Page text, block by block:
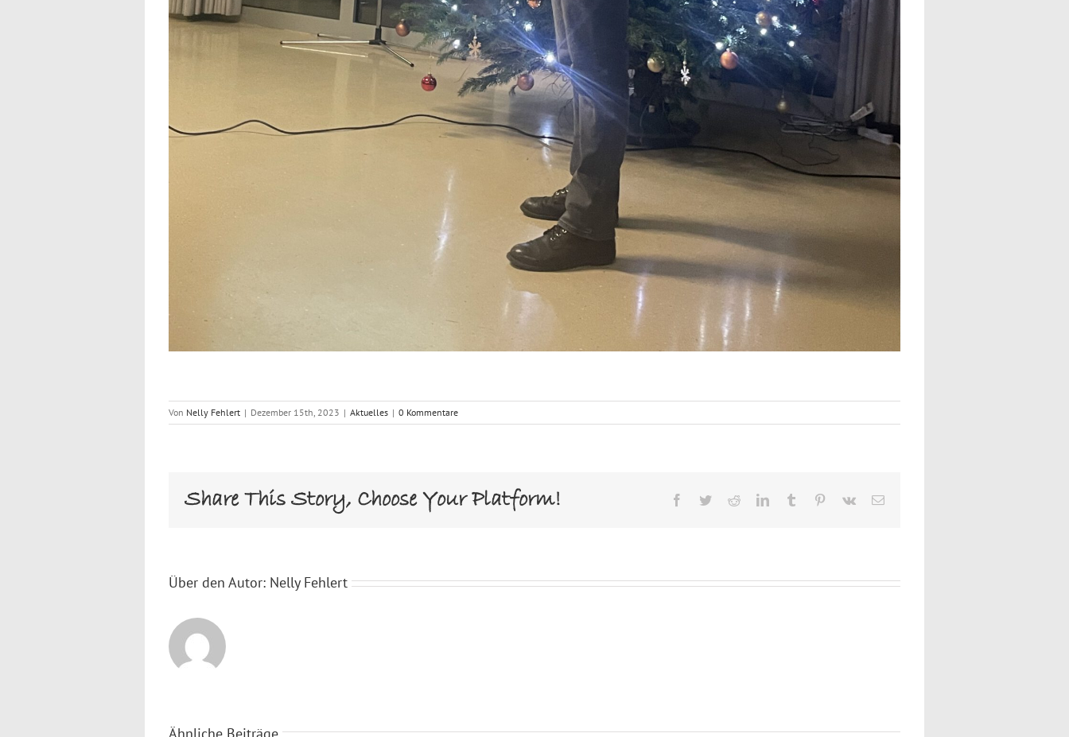
Von Nelly Fehlert | Dezember 15th, 2023 | Aktuelles | 0 Kommentare
Share This Story, Choose Your Platform! Facebook
TwitterRedditLinkedInTumblr Pinterest
Vk
E-
Über den Autor: Nelly Fehlert